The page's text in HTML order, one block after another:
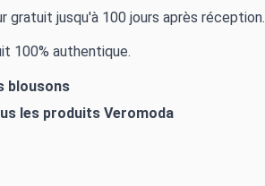
gratuit jusqu'à 100 jours après réception.
100% authentique.
blousons
les produits Veromoda